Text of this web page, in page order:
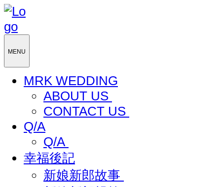
MENU
MRK WEDDING
ABOUT US
CONTACT US
Q/A
Q/A
幸福後記
新娘新郎故事